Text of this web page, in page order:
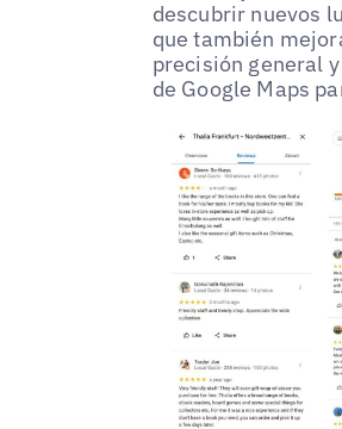
descubrir nuevos
que también
precisión general
de Google Maps